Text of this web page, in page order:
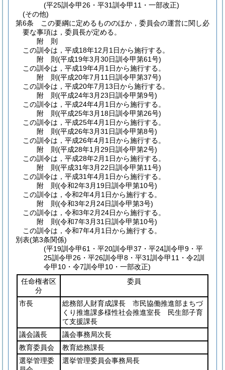
(平25訓令甲26・平31訓令甲11・一部改正)
(その他)
第6条
この要綱に定めるもののほか，委員会の運営に関し必
要な事項は，委員長が定める。
附 則
この訓令は，平成18年12月1日から施行する。
附 則(平成19年3月30日訓令甲第61号)
この訓令は，平成19年4月1日から施行する。
附 則(平成20年7月11日訓令甲第37号)
この訓令は，平成20年7月13日から施行する。
附 則(平成24年3月23日訓令甲第9号)
この訓令は，平成24年4月1日から施行する。
附 則(平成25年3月18日訓令甲第26号)
この訓令は，平成25年4月1日から施行する。
附 則(平成26年3月31日訓令甲第8号)
この訓令は，平成26年4月1日から施行する。
附 則(平成28年1月29日訓令甲第2号)
この訓令は，平成28年2月1日から施行する。
附 則(平成31年3月22日訓令甲第11号)
この訓令は，平成31年4月1日から施行する。
附 則(令和2年3月19日訓令甲第10号)
この訓令は，令和2年4月1日から施行する。
附 則(令和3年2月24日訓令甲第3号)
この訓令は，令和3年2月24日から施行する。
附 則(令和7年3月31日訓令甲第10号)
この訓令は，令和7年4月1日から施行する。
別表(第3条関係)
(平19訓令甲61・平20訓令甲37・平24訓令甲9・平
25訓令甲26・平26訓令甲8・平31訓令甲11・令2訓
令甲10・令7訓令甲10・一部改正)
任命権者区
分
委員
市長
総務部人財育成課長 市民協働推進部まちづ
くり推進課多様性社会推進室長 民生部子育
て支援課長
議会議長
議会事務局次長
教育委員会
教育総務課長
選挙管理委
選挙管理委員会事務局長